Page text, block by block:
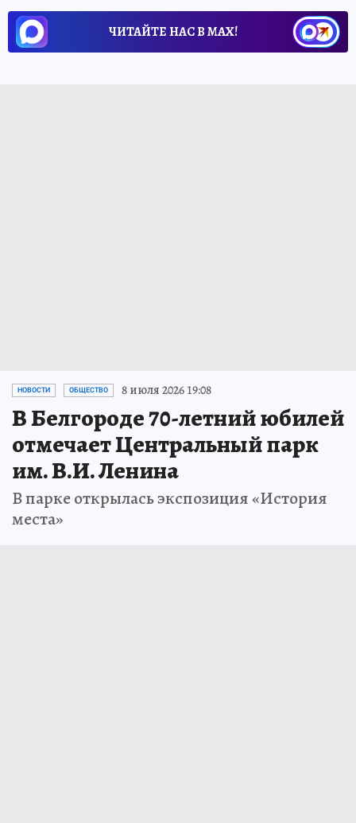
ЧИТАЙТЕ НАС В МАХ!
НОВОСТИ ОБЩЕСТВО 8 июля 2026 19:08
В Белгороде 70-летний юбилей
отмечает Центральный парк
им. В.И. Ленина
В парке открылась экспозиция «История
места»